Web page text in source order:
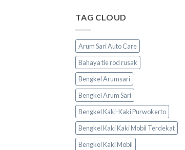
TAG CLOUD
Arum Sari Auto Care
Bahaya tie rod rusak
Bengkel Arumsari
Bengkel Arum Sari
Bengkel Kaki-Kaki Purwokerto
Bengkel Kaki Kaki Mobil Terdekat
Bengkel Kaki Mobil